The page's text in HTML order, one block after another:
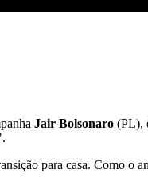
Jair Bolsonaro (PL),
para casa. Como